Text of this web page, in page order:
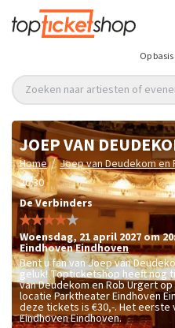
Op
Zoeken naar artiesten of
JOEP VAN
Home / Joep van Deudekom en
20:30
De Verbinders
woensdag,21 april 2027 om
EindhovenEindhoven
Bent u fan van Joep van
geluk! Topticketshop heeft nog
van Deudekom en Rob Urgert
locatie Parktheater Eindhoven
deze tickets is €30,-. Het eerste
Eindhoven Eindhoven.